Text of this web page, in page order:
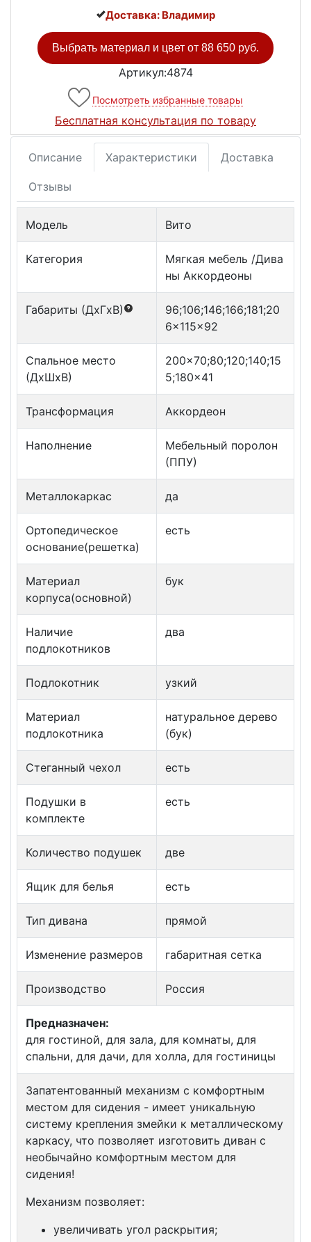
Доставка: Владимир
Выбрать материал и цвет от 88 650 руб.
Артикул:4874
Посмотреть избранные товары
Бесплатная консультация по товару
Описание Характеристики Доставка
Отзывы
Модель Вито
Категория
Мягкая мебель /Дива
ны Аккордеоны
Габариты (ДxГxВ)
96;106;146;166;181;20
6x115x92
Спальное место
(ДxШxВ)
200x70;80;120;140;15
5;180x41
Трансформация Аккордеон
Наполнение
Мебельный поролон
(ППУ)
Металлокаркас да
Ортопедическое
основание(решетка)
есть
Материал
корпуса(основной)
бук
Наличие
подлокотников
два
Подлокотник узкий
Материал
подлокотника
натуральное дерево
(бук)
Стеганный чехол есть
Подушки в
комплекте
есть
Количество подушек две
Ящик для белья есть
Тип дивана прямой
Изменение размеров габаритная сетка
Производство Россия
Предназначен:
для гостиной, для зала, для комнаты, для
спальни, для дачи, для холла, для гостиницы
Запатентованный механизм с комфортным
местом для сидения - имеет уникальную
систему крепления змейки к металлическому
каркасу, что позволяет изготовить диван с
необычайно комфортным местом для
сидения!
Механизм позволяет:
увеличивать угол раскрытия;